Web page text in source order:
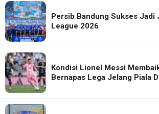
Persib Bandung Sukses Jadi
League 2026
Kondisi Lionel Messi
Bernapas Lega Jelang Piala